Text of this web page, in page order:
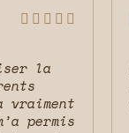
    
la
vraiment
permis